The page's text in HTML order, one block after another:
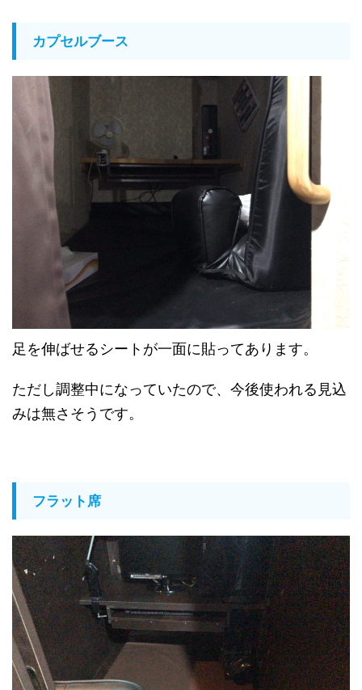
カプセルブース
足を伸ばせるシートが一面に貼ってあります。
ただし調整中になっていたので、今後使われる見込
みは無さそうです。
フラット席